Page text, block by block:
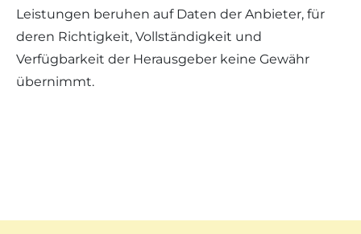
Leistungen beruhen auf Daten der Anbieter, für
deren Richtigkeit, Vollständigkeit und
Verfügbarkeit der Herausgeber keine Gewähr
übernimmt.